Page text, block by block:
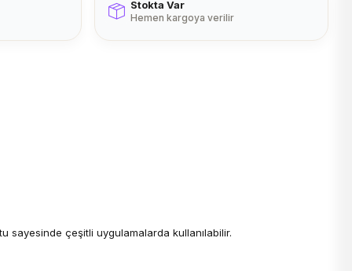
Stokta Var
Hemen kargoya verilir
sayesinde çeşitli uygulamalarda kullanılabilir.